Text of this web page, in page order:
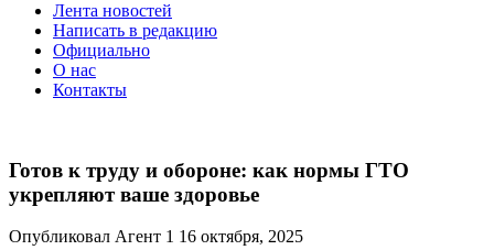
Лента новостей
Написать в редакцию
Официально
О нас
Контакты
Готов к труду и обороне: как нормы ГТО
укрепляют ваше здоровье
Опубликовал Агент 1 16 октября, 2025